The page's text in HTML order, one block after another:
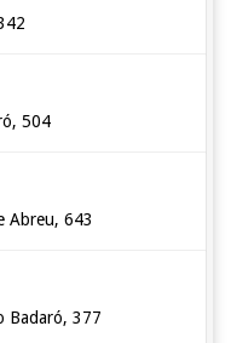
504
Abreu, 643
Badaró, 377